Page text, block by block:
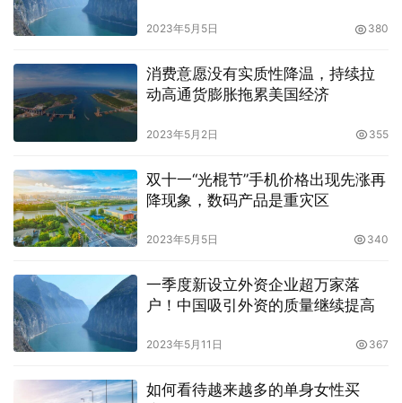
2023年5月5日 380
消费意愿没有实质性降温，持续拉
动高通货膨胀拖累美国经济
2023年5月2日 355
双十一“光棍节”手机价格出现先涨再
降现象，数码产品是重灾区
2023年5月5日 340
一季度新设立外资企业超万家落
户！中国吸引外资的质量继续提高
2023年5月11日 367
如何看待越来越多的单身女性买